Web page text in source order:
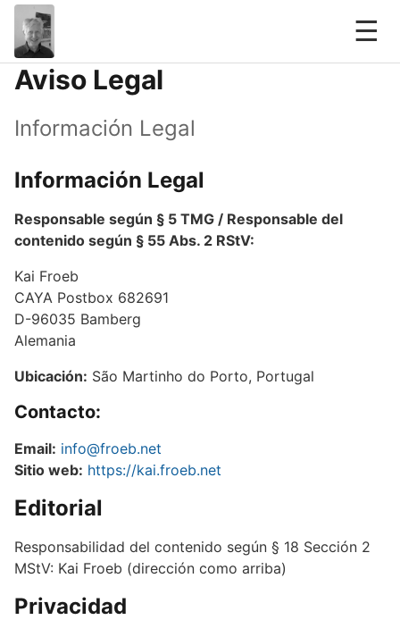
☰
Aviso Legal
Información Legal
Información Legal
Responsable según § 5 TMG / Responsable del
contenido según § 55 Abs. 2 RStV:
Kai Froeb
CAYA Postbox 682691
D-96035 Bamberg
Alemania
Ubicación: São Martinho do Porto, Portugal
Contacto:
Email: info@froeb.net
Sitio web: https://kai.froeb.net
Editorial
Responsabilidad del contenido según § 18 Sección 2
MStV: Kai Froeb (dirección como arriba)
Privacidad